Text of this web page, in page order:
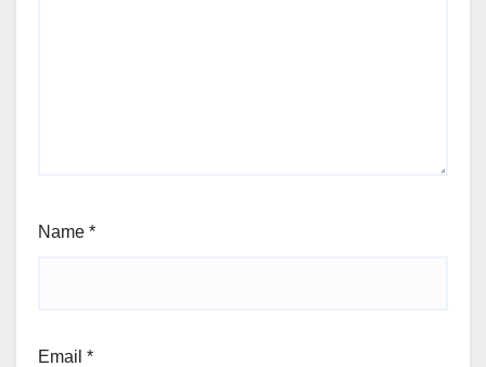
Name *
Email *